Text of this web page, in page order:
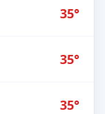
35°
35°
35°